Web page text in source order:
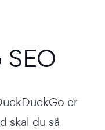
er
skal du så